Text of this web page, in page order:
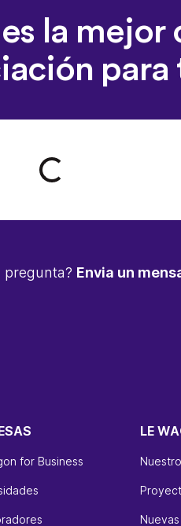
la
para
Loading form...
pregunta? Envia un
for Business
LE